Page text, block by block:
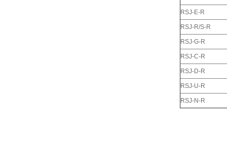
RSJ-E-R
RSJ-R/S-R
RSJ-G-R
RSJ-C-R
RSJ-D-R
RSJ-U-R
RSJ-N-R